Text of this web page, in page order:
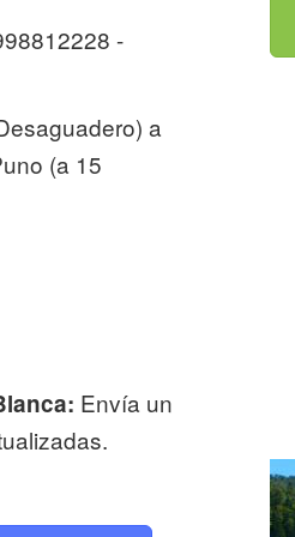
-
a
(a 15
Envía un